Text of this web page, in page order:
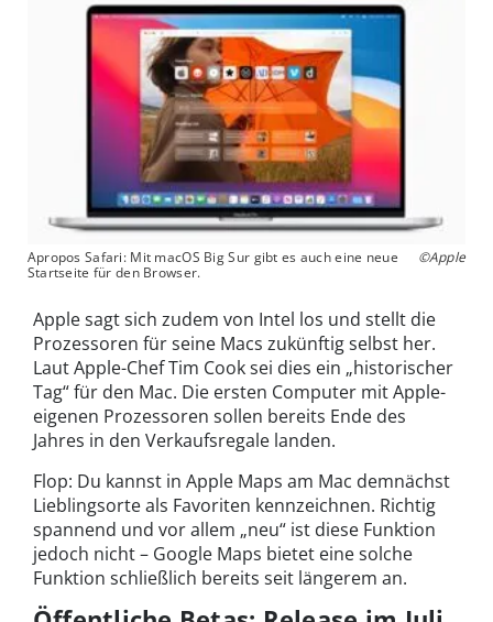
Apropos Safari: Mit macOS Big Sur gibt es auch eine neue
Startseite für den Browser.
©Apple
Apple sagt sich zudem von Intel los und stellt die
Prozessoren für seine Macs zukünftig selbst her.
Laut Apple-Chef Tim Cook sei dies ein „historischer
Tag“ für den Mac. Die ersten Computer mit Apple-
eigenen Prozessoren sollen bereits Ende des
Jahres in den Verkaufsregale landen.
Flop: Du kannst in Apple Maps am Mac demnächst
Lieblingsorte als Favoriten kennzeichnen. Richtig
spannend und vor allem „neu“ ist diese Funktion
jedoch nicht – Google Maps bietet eine solche
Funktion schließlich bereits seit längerem an.